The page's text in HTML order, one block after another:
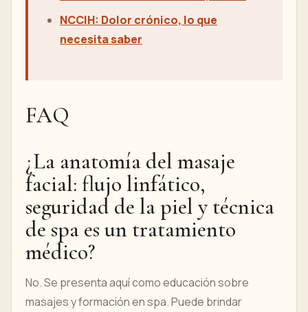
NCCIH: Dolor crónico, lo que
necesita saber
FAQ
¿La anatomía del masaje
facial: flujo linfático,
seguridad de la piel y técnica
de spa es un tratamiento
médico?
No. Se presenta aquí como educación sobre
masajes y formación en spa. Puede brindar